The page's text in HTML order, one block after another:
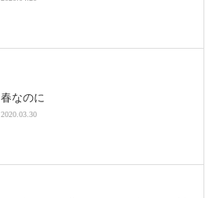
春なのに
2020.03.30